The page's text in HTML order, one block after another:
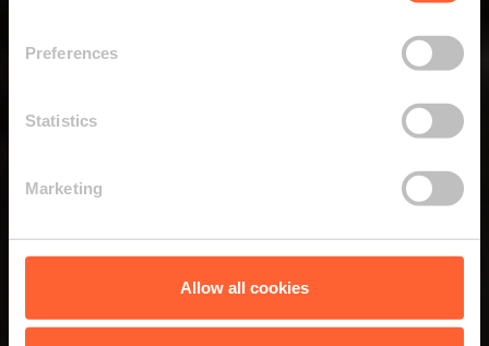
Preferences
Statistics
Marketing
Allow all cookies